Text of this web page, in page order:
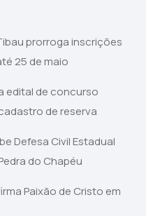
prorroga inscrições
25 de maio
edital de concurso
de reserva
Defesa Civil Estadual
do Chapéu
Paixão de Cristo em